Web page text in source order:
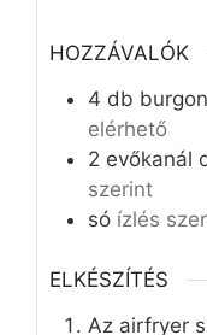
HOZZÁVALÓK
4 db
elérhető
2 evőkanál
szerint
só ízlés
ELKÉSZÍTÉS
Az airfryer